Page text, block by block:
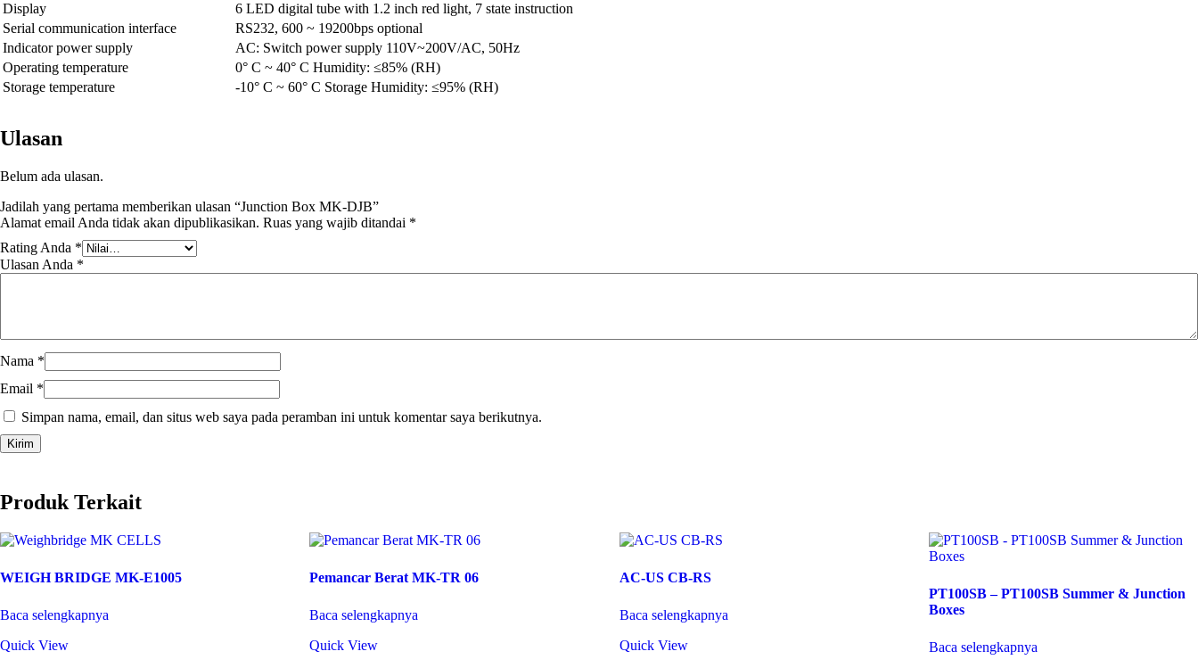
Display
6 LED digital tube with 1.2 inch red light, 7 state instruction
Serial communication interface
RS232, 600 ~ 19200bps optional
Indicator power supply
AC: Switch power supply 110V~200V/AC, 50Hz
Operating temperature
0° C ~ 40° C Humidity: ≤85% (RH)
Storage temperature
-10° C ~ 60° C Storage Humidity: ≤95% (RH)
Ulasan
Belum ada ulasan.
Jadilah yang pertama memberikan ulasan “Junction Box MK-DJB”
Alamat email Anda tidak akan dipublikasikan. Ruas yang wajib ditandai *
Rating Anda *
Ulasan Anda *
Nama *
Email *
Simpan nama, email, dan situs web saya pada peramban ini untuk komentar saya berikutnya.
Produk Terkait
WEIGH BRIDGE MK-E1005
Baca selengkapnya
Quick View
Pemancar Berat MK-TR 06
Baca selengkapnya
Quick View
AC-US CB-RS
Baca selengkapnya
Quick View
PT100SB – PT100SB Summer & Junction
Boxes
Baca selengkapnya